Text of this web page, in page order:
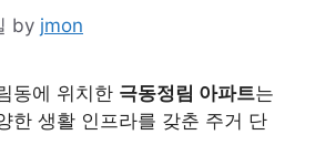
by jmon
동에 위치한 극동정림 아파트는
한 생활 인프라를 갖춘 주거 단